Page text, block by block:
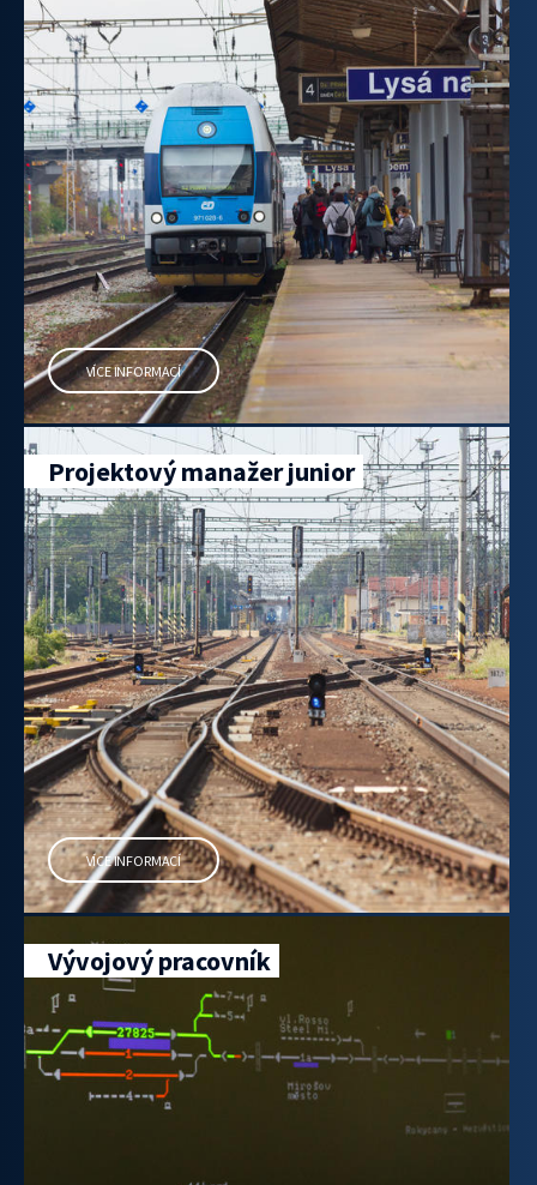
VÍCE INFORMACÍ
Projektový manažer junior
VÍCE INFORMACÍ
Vývojový pracovník